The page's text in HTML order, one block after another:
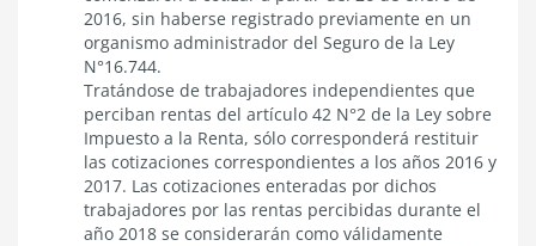
2016, sin haberse registrado previamente en un
organismo administrador del Seguro de la Ley
N°16.744.
Tratándose de trabajadores independientes que
perciban rentas del artículo 42 N°2 de la Ley sobre
Impuesto a la Renta, sólo corresponderá restituir
las cotizaciones correspondientes a los años 2016 y
2017. Las cotizaciones enteradas por dichos
trabajadores por las rentas percibidas durante el
año 2018 se considerarán como válidamente